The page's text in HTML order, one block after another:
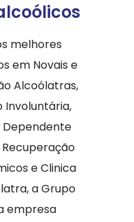
melhores
em Novais e
Alcoólatras,
Involuntária,
e Clinica
a Grupo
empresa